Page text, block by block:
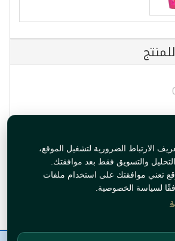
الارتباط الضرورية لتشغيل الموقع،
والتسويق فقط بعد موافقتك.
تعني موافقتك على استخدام ملفات
لسياسة الخصوصية.